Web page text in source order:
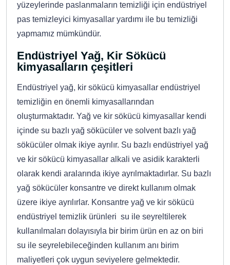
yüzeylerinde paslanmaların temizliği için endüstriyel
pas temizleyici kimyasallar yardımı ile bu temizliği
yapmamız mümkündür.
Endüstriyel Yağ, Kir Sökücü
kimyasalların çeşitleri
Endüstriyel yağ, kir sökücü kimyasallar endüstriyel
temizliğin en önemli kimyasallarından
oluşturmaktadır. Yağ ve kir sökücü kimyasallar kendi
içinde su bazlı yağ sökücüler ve solvent bazlı yağ
sökücüler olmak ikiye ayrılır. Su bazlı endüstriyel yağ
ve kir sökücü kimyasallar alkali ve asidik karakterli
olarak kendi aralarında ikiye ayrılmaktadırlar. Su bazlı
yağ sökücüler konsantre ve direkt kullanım olmak
üzere ikiye ayrılırlar. Konsantre yağ ve kir sökücü
endüstriyel temizlik ürünleri su ile seyreltilerek
kullanılmaları dolayısıyla bir birim ürün en az on biri
su ile seyrelebileceğinden kullanım anı birim
maliyetleri çok uygun seviyelere gelmektedir.